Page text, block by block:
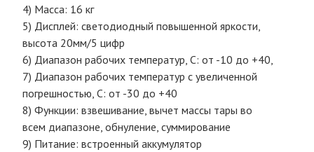
4) Масса: 16 кг
5) Дисплей: светодиодный повышенной яркости,
высота 20мм/5 цифр
6) Диапазон рабочих температур, C: от -10 до +40,
7) Диапазон рабочих температур с увеличенной
погрешностью, С: от -30 до +40
8) Функции: взвешивание, вычет массы тары во
всем диапазоне, обнуление, суммирование
9) Питание: встроенный аккумулятор